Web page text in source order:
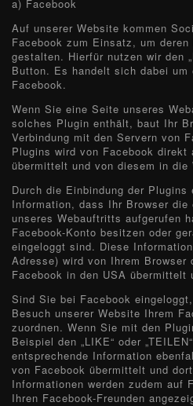
a) Facebook
Auf unserer Website kommen
Facebook zum Einsatz, um
gestalten. Hierfür nutzen wir den
Button. Es handelt sich dabei um
Facebook.
Wenn Sie eine Seite unseres
solches Plugin enthält, baut Ihr
Verbindung mit den Servern von
Plugins wird von Facebook direkt
übermittelt und von diesem in die
Durch die Einbindung der Plugins
Information, dass Ihr Browser die
unseres Webauftritts aufgerufen
Facebook-Konto besitzen oder
eingeloggt sind. Diese
Adresse) wird von Ihrem
Facebook in den USA übermittelt
Sind Sie bei Facebook
Besuch unserer Website Ihrem
zuordnen. Wenn Sie mit den
Beispiel den „LIKE“ oder
entsprechende Information
von Facebook übermittelt und
Informationen werden zudem auf
Ihren Facebook-Freunden